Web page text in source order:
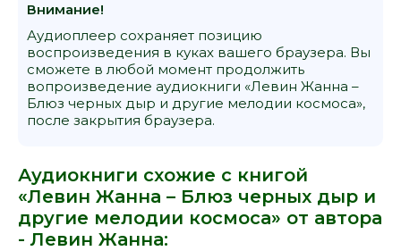
15-glava-15-peshherka-na-ulice-figeroa-1
16-glava-16-v-ozhidanii-voln-1
17-ehpilog-1
Внимание!
Аудиоплеер сохраняет позицию
воспроизведения в куках вашего браузера. Вы
сможете в любой момент продолжить
вопроизведение аудиокниги «Левин Жанна –
Блюз черных дыр и другие мелодии космоса»,
после закрытия браузера.
Аудиокниги схожие с книгой
«Левин Жанна – Блюз черных дыр и
другие мелодии космоса» от автора
-Левин Жанна: